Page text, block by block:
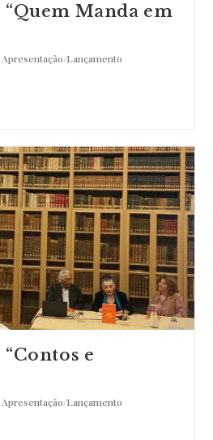
Manda em
Apresentação/Lançamento
e
Apresentação/Lançamento